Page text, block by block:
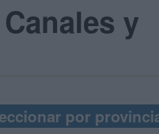
y
por